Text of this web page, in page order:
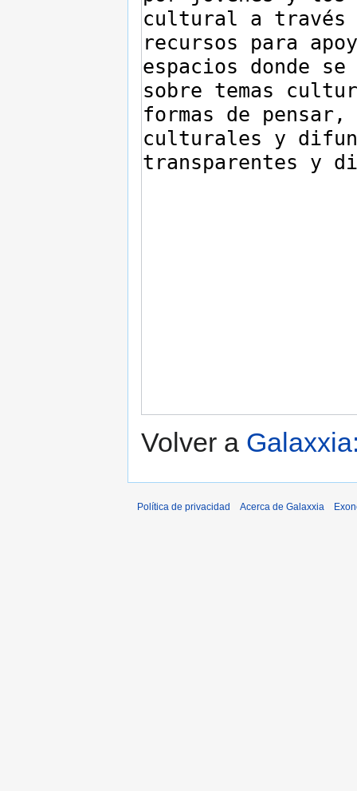
Volver a
Política de privacidad Acerca de Galaxxia